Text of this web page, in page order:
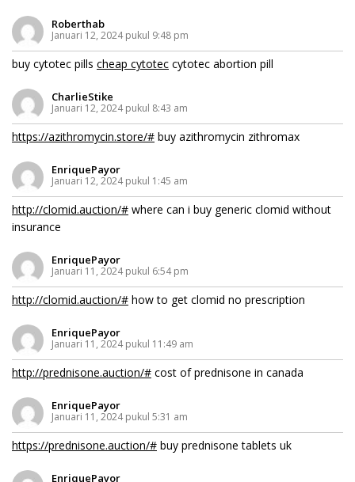
Roberthab
Januari 12, 2024 pukul 9:48 pm
buy cytotec pills cheap cytotec cytotec abortion pill
CharlieStike
Januari 12, 2024 pukul 8:43 am
https://azithromycin.store/# buy azithromycin zithromax
EnriquePayor
Januari 12, 2024 pukul 1:45 am
http://clomid.auction/# where can i buy generic clomid without
insurance
EnriquePayor
Januari 11, 2024 pukul 6:54 pm
http://clomid.auction/# how to get clomid no prescription
EnriquePayor
Januari 11, 2024 pukul 11:49 am
http://prednisone.auction/# cost of prednisone in canada
EnriquePayor
Januari 11, 2024 pukul 5:31 am
https://prednisone.auction/# buy prednisone tablets uk
EnriquePayor